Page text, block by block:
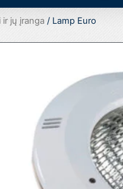
ir jų įranga / Lamp Euro